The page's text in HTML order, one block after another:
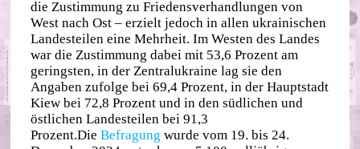
die Zustimmung zu Friedensverhandlungen von
West nach Ost – erzielt jedoch in allen ukrainischen
Landesteilen eine Mehrheit. Im Westen des Landes
war die Zustimmung dabei mit 53,6 Prozent am
geringsten, in der Zentralukraine lag sie den
Angaben zufolge bei 69,4 Prozent, in der Hauptstadt
Kiew bei 72,8 Prozent und in den südlichen und
östlichen Landesteilen bei 91,3
Prozent.DieBefragung wurde vom 19. bis 24.